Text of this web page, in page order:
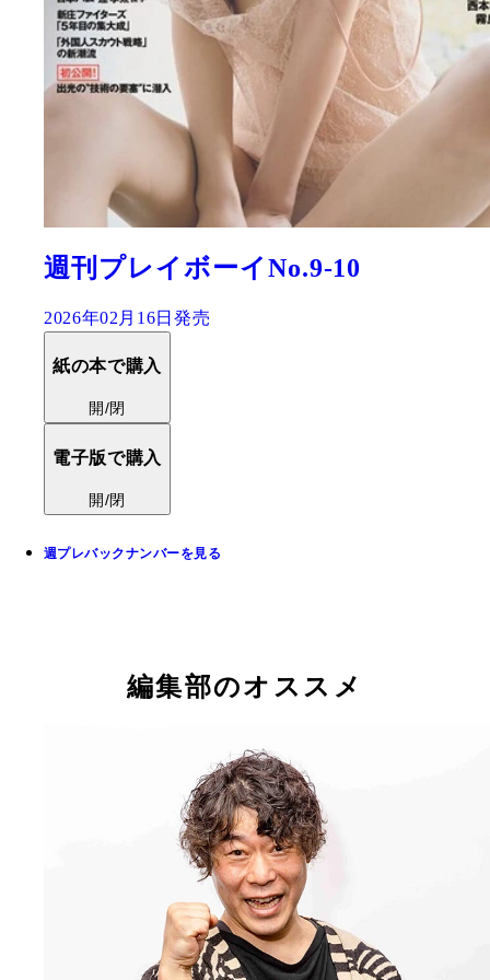
週刊プレイボーイNo.9-10
2026年02月16日発売
紙の本で購入
開/閉
電子版で購入
開/閉
週プレバックナンバーを見る
編集部のオススメ